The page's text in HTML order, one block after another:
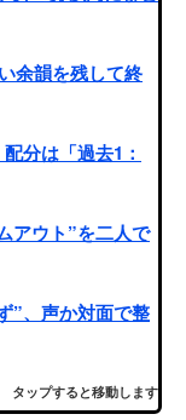
余韻を残して終
分は「過去1：
アウト”を二人で
”、声か対面で整
タップすると移動します